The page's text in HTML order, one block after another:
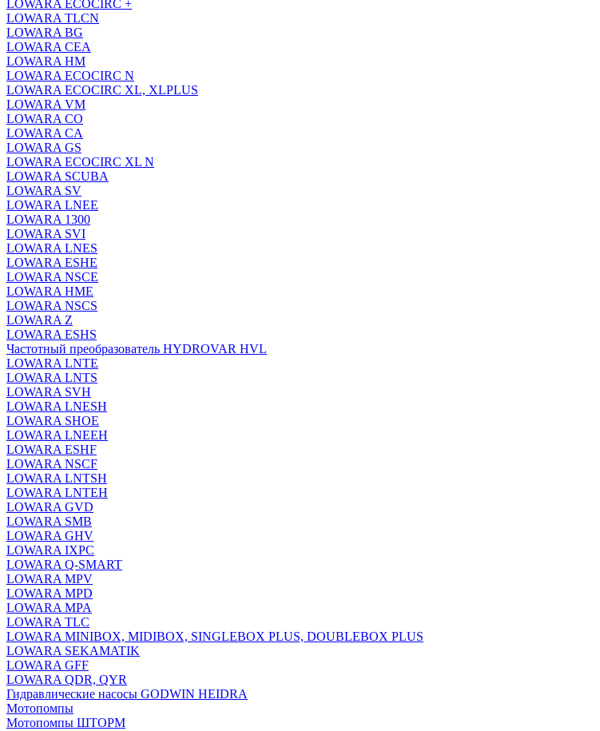
LOWARA ECOCIRC +
LOWARA TLCN
LOWARA BG
LOWARA CEA
LOWARA HM
LOWARA ECOCIRC N
LOWARA ECOCIRC XL, XLPLUS
LOWARA VM
LOWARA CO
LOWARA CA
LOWARA GS
LOWARA ECOCIRC XL N
LOWARA SCUBA
LOWARA SV
LOWARA LNEE
LOWARA 1300
LOWARA SVI
LOWARA LNES
LOWARA ESHE
LOWARA NSCE
LOWARA HME
LOWARA NSCS
LOWARA Z
LOWARA ESHS
Частотный преобразователь HYDROVAR HVL
LOWARA LNTE
LOWARA LNTS
LOWARA SVH
LOWARA LNESH
LOWARA SHOE
LOWARA LNEEH
LOWARA ESHF
LOWARA NSCF
LOWARA LNTSH
LOWARA LNTEH
LOWARA GVD
LOWARA SMB
LOWARA GHV
LOWARA IXPС
LOWARA Q-SMART
LOWARA MPV
LOWARA MPD
LOWARA MPA
LOWARA TLC
LOWARA MINIBOX, MIDIBOX, SINGLEBOX PLUS, DOUBLEBOX PLUS
LOWARA SEKAMATIK
LOWARA GFF
LOWARA QDR, QYR
Гидравлические насосы GODWIN HEIDRA
Мотопомпы
Мотопомпы ШТОРМ